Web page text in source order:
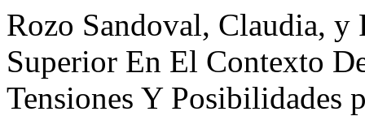
Rozo Sandoval, Claudia,
Superior En El Contexto
Tensiones Y Posibilidades